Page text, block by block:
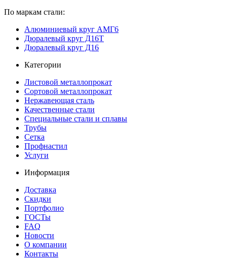
По маркам стали:
Алюминиевый круг АМГ6
Дюралевый круг Д16Т
Дюралевый круг Д16
Категории
Листовой металлопрокат
Сортовой металлопрокат
Нержавеющая сталь
Качественные стали
Специальные стали и сплавы
Трубы
Сетка
Профнастил
Услуги
Информация
Доставка
Скидки
Портфолио
ГОСТы
FAQ
Новости
О компании
Контакты